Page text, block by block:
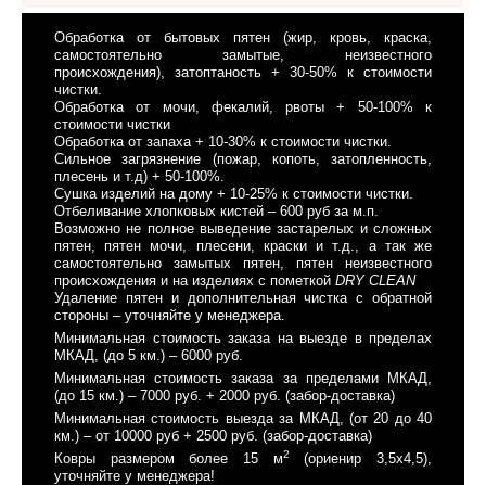
Обработка от бытовых пятен (жир, кровь, краска,
самостоятельно замытые, неизвестного
происхождения), затоптаность + 30-50% к стоимости
чистки.
Обработка от мочи, фекалий, рвоты + 50-100% к
стоимости чистки
Обработка от запаха + 10-30% к стоимости чистки.
Сильное загрязнение (пожар, копоть, затопленность,
плесень и т.д) + 50-100%.
Сушка изделий на дому + 10-25% к стоимости чистки.
Отбеливание хлопковых кистей – 600 руб за м.п.
Возможно не полное выведение застарелых и сложных
пятен, пятен мочи, плесени, краски и т.д., а так же
самостоятельно замытых пятен, пятен неизвестного
происхождения и на изделиях с пометкой DRY CLEAN
Удаление пятен и дополнительная чистка с обратной
стороны – уточняйте у менеджера.
Минимальная стоимость заказа на выезде в пределах
МКАД, (до 5 км.) – 6000 руб.
Минимальная стоимость заказа за пределами МКАД,
(до 15 км.) – 7000 руб. + 2000 руб. (забор-доставка)
Минимальная стоимость выезда за МКАД, (от 20 до 40
км.) – от 10000 руб + 2500 руб. (забор-доставка)
Ковры размером более 15 м2
(ориенир 3,5x4,5),
уточняйте у менеджера!